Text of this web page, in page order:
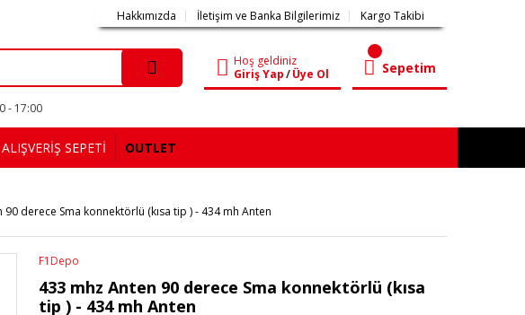
Hakkımızda İletişim ve Banka Bilgilerimiz Kargo Takibi
Hoş geldiniz
Giriş Yap/Üye Ol Sepetim
- 17:00
ALIŞVERİŞ SEPETİ OUTLET
90 derece Sma konnektörlü (kısa tip ) - 434 mh Anten
F1Depo
433 mhz Anten 90 derece Sma konnektörlü (kısa
tip ) - 434 mh Anten